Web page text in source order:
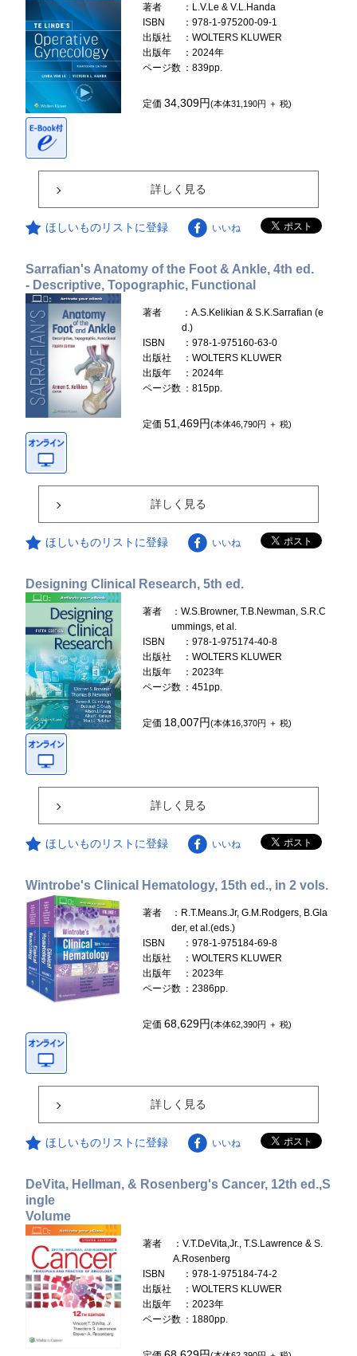
著者
：L.V.Le & V.L.Handa
ISBN
：978-1-975200-09-1
出版社
：WOLTERS KLUWER
出版年
：2024年
ページ数 ：839pp.
定価34,309円(本体31,190円 ＋ 税)
詳しく見る
ほしいものリストに登録 いいね
Sarrafian's Anatomy of the Foot & Ankle, 4th ed.
- Descriptive, Topographic, Functional
著者
：A.S.Kelikian & S.K.Sarrafian (e
d.)
ISBN
：978-1-975160-63-0
出版社
：WOLTERS KLUWER
出版年
：2024年
ページ数 ：815pp.
定価51,469円(本体46,790円 ＋ 税)
詳しく見る
ほしいものリストに登録 いいね
Designing Clinical Research, 5th ed.
著者
：W.S.Browner, T.B.Newman, S.R.C
ummings, et al.
ISBN
：978-1-975174-40-8
出版社
：WOLTERS KLUWER
出版年
：2023年
ページ数 ：451pp.
定価 18,007円(本体16,370円 ＋ 税)
詳しく見る
ほしいものリストに登録 いいね
Wintrobe's Clinical Hematology, 15th ed., in 2 vols.
著者
：R.T.Means.Jr, G.M.Rodgers, B.Gla
der, et al.(eds.)
ISBN
：978-1-975184-69-8
出版社
：WOLTERS KLUWER
出版年
：2023年
ページ数 ：2386pp.
定価68,629円(本体62,390円 ＋ 税)
詳しく見る
ほしいものリストに登録 いいね
DeVita, Hellman, & Rosenberg's Cancer, 12th ed.,S
ingle
Volume
著者
：V.T.DeVita,Jr., T.S.Lawrence & S.
A.Rosenberg
ISBN
：978-1-975184-74-2
出版社
：WOLTERS KLUWER
出版年
：2023年
ページ数 ：1880pp.